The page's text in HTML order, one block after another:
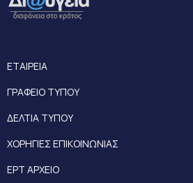
ΕΤΑΙΡΕΙΑ
ΓΡΑΦΕΙΟ ΤΥΠΟΥ
ΔΕΛΤΙΑ ΤΥΠΟΥ
ΧΟΡΗΓΙΕΣ ΕΠΙΚΟΙΝΩΝΙΑΣ
ΕΡΤ ΑΡΧΕΙΟ